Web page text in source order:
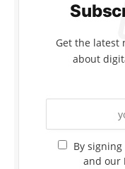
Get the latest
about
By
and our